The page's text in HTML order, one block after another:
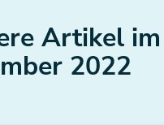
Artikel im
2022